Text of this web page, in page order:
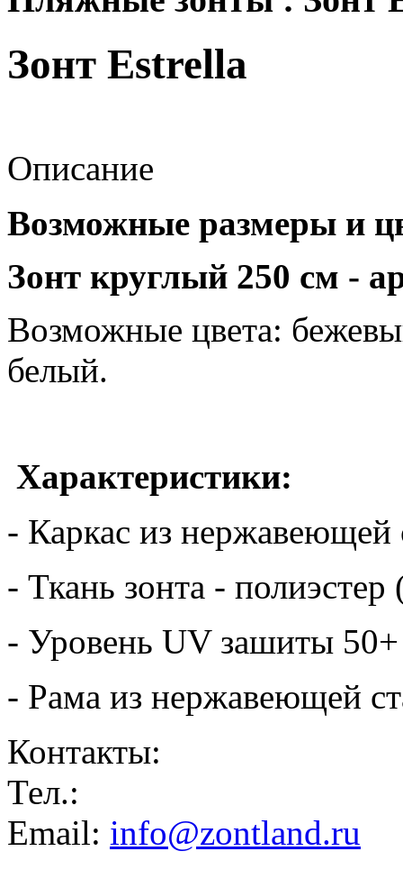
Зонт Estrella
Описание
Возможные размеры и
Зонт круглый 250 см -
Возможные цвета:
белый.
Характеристики:
- Каркас из нержавеющей
- Ткань зонта -
- Уровень UV зашиты 50+
- Рама из нержавеющей
Контакты:
Тел.:
Email: info@zontland.ru